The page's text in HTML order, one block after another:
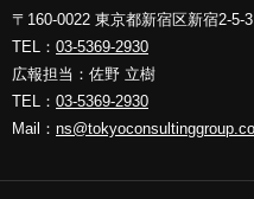
〒160-0022 東京都新宿区新宿2-5-3
TEL： 03-5369-2930
広報担当：佐野 立樹
TEL： 03-5369-2930
Mail：